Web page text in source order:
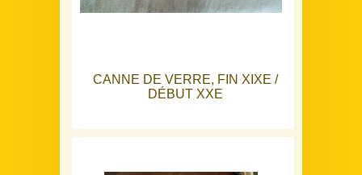
CANNE DE VERRE, FIN XIXE /
DÉBUT XXE